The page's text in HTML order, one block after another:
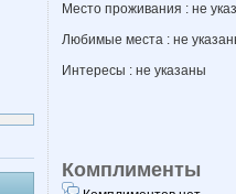
Место проживания : не
Любимые места : не
Интересы : не указаны
Комплименты